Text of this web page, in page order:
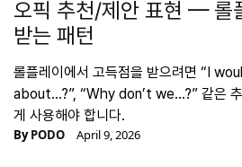
오픽 추천/제안 표현 — 롤
받는 패턴
롤플레이에서 고득점을 받으려면 “I
about…?”, “Why don’t we…?” 같은 추
게 사용해야 합니다.
ByPODO April 9, 2026